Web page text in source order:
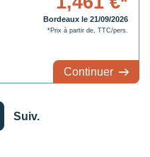
Bordeaux le 21/09/2026
*Prix à partir de, TTC/pers.
Continuer
Suiv.